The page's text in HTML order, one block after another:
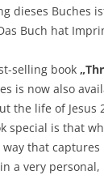
dieses Buches
Buch hat
selling book
is now also
the life of Jesus
special is that
that captures
a very